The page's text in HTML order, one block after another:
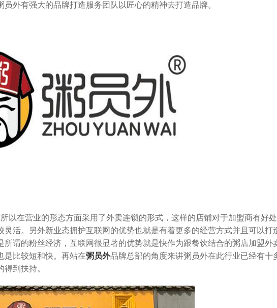
员外有强大的品牌打造服务团队以匠心的精神去打造品牌。
在营业的形态方面采用了外卖连锁的形式，这样的店铺对于加盟商有好
活。另外新业态拥护互联网的优势也就是有着更多的经营方式并且可以打
谓的粉丝经济，互联网很显著的优势就是快作为跟餐饮结合的粥店加盟外
是比较短和快。再站在粥员外品牌总部的角度来讲粥员外在此行业已经有十
到扶持。